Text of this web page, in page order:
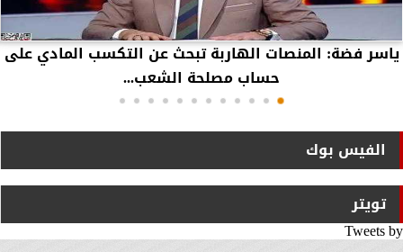
ياسر فضة: المنصات الهاربة تبحث عن التكسب المادي على
حساب مصلحة الشعب...
الفيس بوك
تويتر
Tweets by